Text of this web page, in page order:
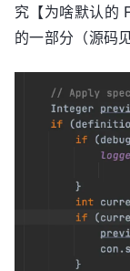
究【为啥默认的
的一部分（源码